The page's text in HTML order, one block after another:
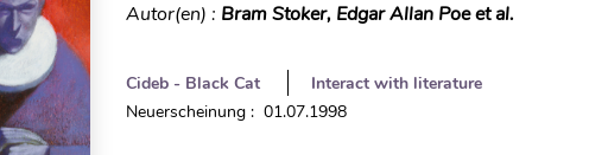
Autor(en) : Bram Stoker, Edgar Allan Poe et al.
Cideb - Black Cat
Interact with literature
Neuerscheinung : 01.07.1998